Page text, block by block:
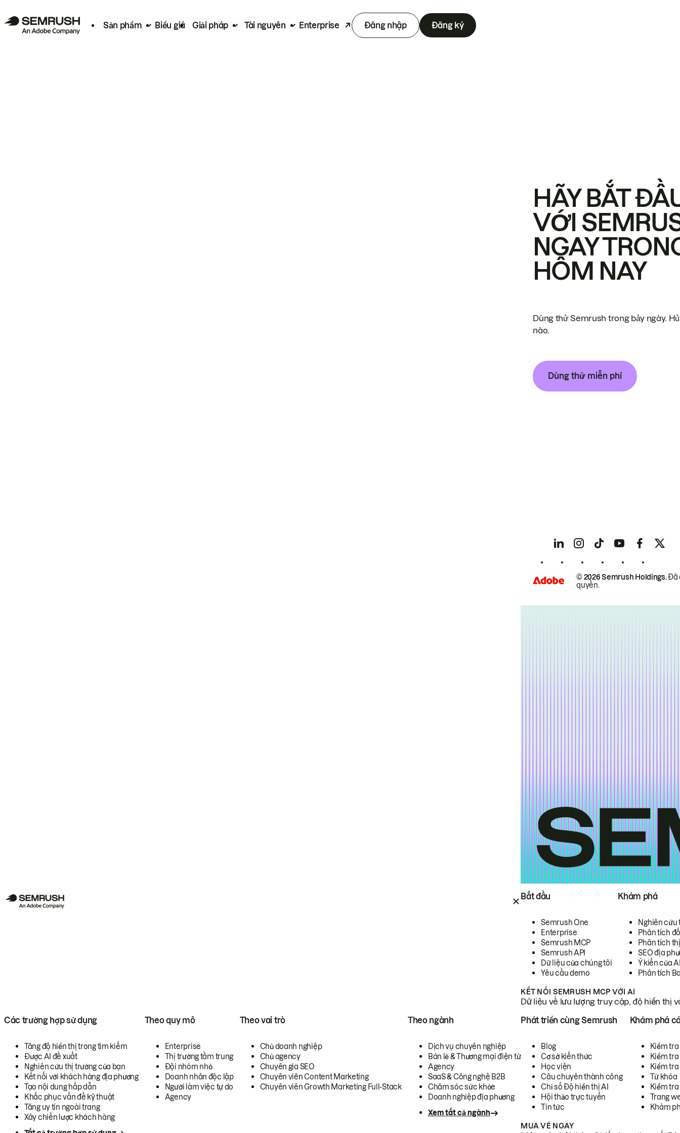
Sản phẩm Biểu giá Giải pháp Tài nguyên Enterprise Đăng nhập Đăng ký
Bắt đầu
Semrush One
Enterprise
Semrush MCP
Semrush API
Dữ liệu của chúng tôi
Yêu cầu demo
Khám phá
Nghiên cứu
Phân tích
Phân tích
SEO địa
Ý kiến của
Phân tích
KẾT NỐI SEMRUSH MCP VỚI AI
Dữ liệu về lưu lượng truy cập, độ hiển thị
Các trường hợp sử dụng
Tăng độ hiển thị trong tìm kiếm
Được AI đề xuất
Nghiên cứu thị trường của bạn
Kết nối với khách hàng địa phương
Tạo nội dung hấp dẫn
Khắc phục vấn đề kỹ thuật
Tăng uy tín ngoài trang
Xây chiến lược khách hàng
Theo quy mô
Enterprise
Thị trường tầm trung
Đội nhóm nhỏ
Doanh nhân độc lập
Người làm việc tự do
Agency
Theo vai trò
Chủ doanh nghiệp
Chủ agency
Chuyên gia SEO
Chuyên viên Content Marketing
Chuyên viên Growth Marketing Full-Stack
Theo ngành
Dịch vụ chuyên nghiệp
Bán lẻ & Thương mại điện tử
Agency
SaaS & Công nghệ B2B
Chăm sóc sức khỏe
Doanh nghiệp địa phương
Xem tất cả ngành
Phát triển cùng Semrush
Blog
Cơ sở kiến thức
Học viện
Câu chuyên thành công
Chỉ số Độ hiển thị AI
Hội thảo trực tuyến
Tin tức
Khám phá
Kiểm
Kiểm tra
Kiểm
Từ khóa
Kiểm
Trang
Khám
MUA VÉ NGAY
HÃY BẮT
VỚI
NGAY
HÔM NAY
Dùng thử Semrush trong bảy ngày.
nào.
Dùng thử miễn phí
© 2026 Semrush Holdings.Đã
quyền.